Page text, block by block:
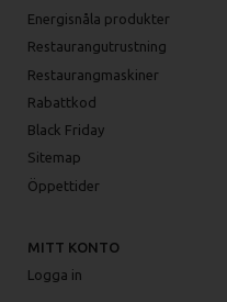
Energisnåla produkter
Restaurangutrustning
Restaurangmaskiner
Rabattkod
Black Friday
Sitemap
Öppettider
MITT KONTO
Logga in